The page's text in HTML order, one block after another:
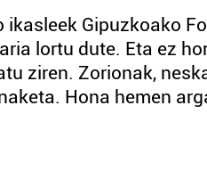
ikasleek Gipuzkoako
lortu dute. Eta ez
ziren. Zorionak,
Hona